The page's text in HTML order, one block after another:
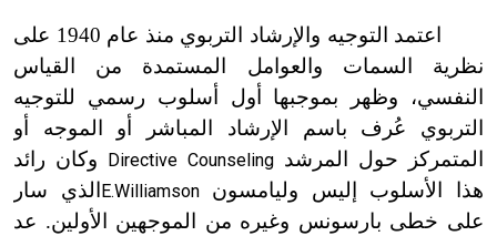
اعتمد التوجيه والإرشاد التربوي منذ عام 1940 على
نظرية السمات والعوامل المستمدة من القياس
النفسي، وظهر بموجبها أول أسلوب رسمي للتوجيه
التربوي عُرف باسم الإرشاد المباشر أو الموجه أو
المتمركز حول المرشدDirective Counseling
وكان رائد
هذا الأسلوب إليس وليامسونE.Williamson الذي سار
على خطى بارسونس وغيره من الموجهين الأولين. عد